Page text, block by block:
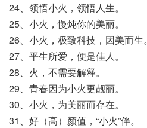
24、领悟小火，领悟人生。
25、小火，慢炖你的美丽。
26、小火，极致科技，因美而生。
27、平生所爱，便是佳人。
28、火，不需要解释。
29、青春因为小火更靓丽。
30、小火，为美丽而存在。
31、好（高）颜值，“小火”伴。